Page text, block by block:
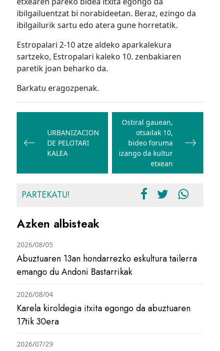
ibilgailuentzat bi norabideetan. Beraz, ezingo da
ibilgailurik sartu edo atera gune horretatik.
Estropalari 2-10 atze aldeko aparkalekura
sartzeko, Estropalari kaleko 10. zenbakiaren
paretik joan beharko da.
Barkatu eragozpenak.
Bidalketetan
nabigatuURBANIZACION
DE PELOTARI
KALEA
Ostiral gauean,
otsailak 10,
bideo foruma
izango da kultur
etxean
PARTEKATU!
Azken albisteak
Abuztuaren 13an hondarrezko eskultura tailerra
emango du Andoni Bastarrikak
2026/08/05
Karela kiroldegia itxita egongo da abuztuaren
17tik 30era
2026/08/04
2026/07/29